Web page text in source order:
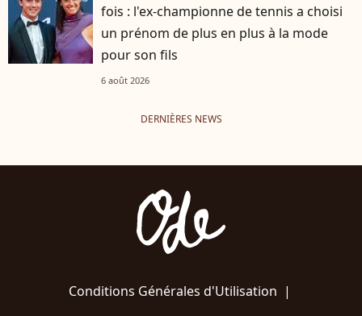
fois : l'ex-championne de tennis a choisi
un prénom de plus en plus à la mode
pour son fils
6 août 2026
DERNIÈRES NEWS
Conditions Générales d'Utilisation |